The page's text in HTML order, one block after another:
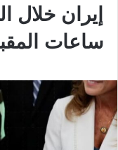
إيران خلال
ساعات